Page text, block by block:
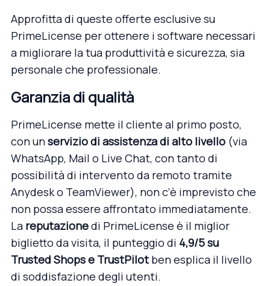
Approfitta di queste offerte esclusive su
PrimeLicense per ottenere i software necessari
a migliorare la tua produttività e sicurezza, sia
personale che professionale.
Garanzia di qualità
PrimeLicense mette il cliente al primo posto,
con unservizio di assistenza di alto livello (via
WhatsApp, Mail o Live Chat, con tanto di
possibilità di intervento da remoto tramite
Anydesk o TeamViewer), non c’è imprevisto che
non possa essere affrontato immediatamente.
La reputazionedi PrimeLicense è il miglior
biglietto da visita, il punteggio di 4,9/5 su
Trusted Shops e TrustPilot ben esplica il livello
di soddisfazione degli utenti.